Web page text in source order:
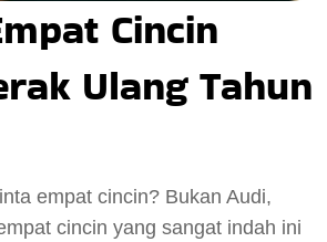
Cincin
Ulang Tahun
empat cincin? Bukan Audi,
cincin yang sangat indah ini